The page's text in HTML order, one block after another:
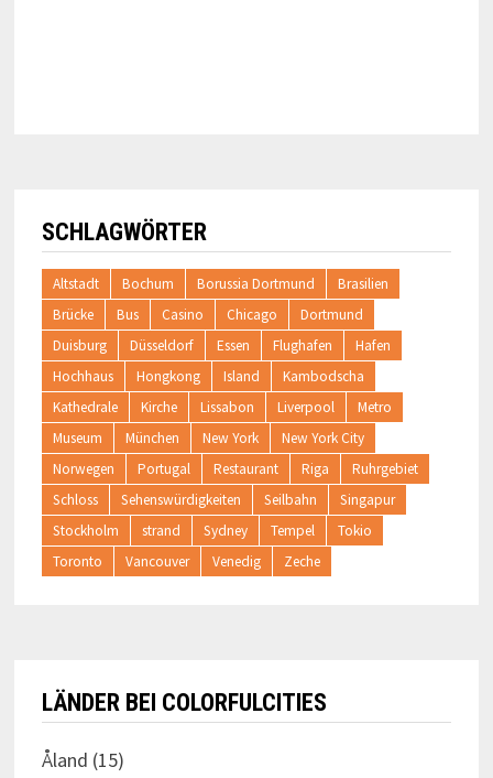
SCHLAGWÖRTER
Altstadt Bochum Borussia Dortmund
Brasilien
Brücke
Bus Casino Chicago
Dortmund
Duisburg
Düsseldorf Essen Flughafen
Hafen
Hochhaus
Hongkong Island
Kambodscha
Kathedrale
Kirche Lissabon Liverpool
Metro
Museum
München New York
New York City
Norwegen
Portugal Restaurant Riga
Ruhrgebiet
Schloss
Sehenswürdigkeiten Seilbahn
Singapur
Stockholm
strand Sydney Tempel
Tokio
Toronto
Vancouver Venedig Zeche
LÄNDER BEI COLORFULCITIES
Åland (15)